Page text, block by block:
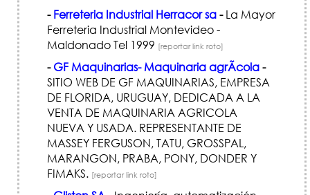
- Ferreteria Industrial Herracor sa-La Mayor
Ferreteria Industrial Montevideo -
Maldonado Tel 1999 [reportar link roto]
- GF Maquinarias- Maquinaria agrÃ­cola-
SITIO WEB DE GF MAQUINARIAS, EMPRESA
DE FLORIDA, URUGUAY, DEDICADA A LA
VENTA DE MAQUINARIA AGRICOLA
NUEVA Y USADA. REPRESENTANTE DE
MASSEY FERGUSON, TATU, GROSSPAL,
MARANGON, PRABA, PONY, DONDER Y
FIMAKS. [reportar link roto]